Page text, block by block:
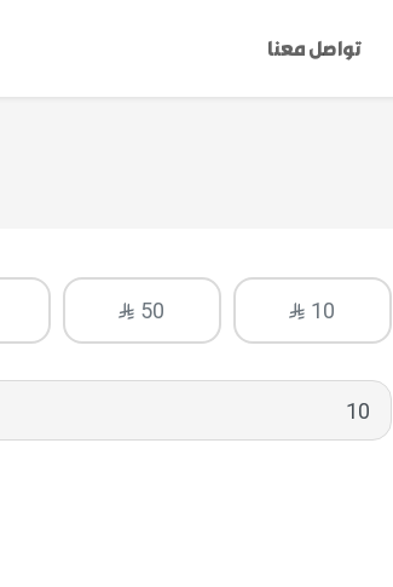
تواصل معنا
10
50